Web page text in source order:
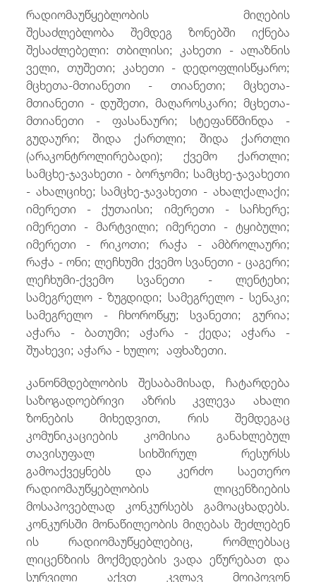
რადიომაუწყებლობის მიღების
შესაძლებლობა შემდეგ ზონებში იქნება
შესაძლებელი: თბილისი; კახეთი - ალაზნის
ველი, თუშეთი; კახეთი - დედოფლისწყარო;
მცხეთა-მთიანეთი - თიანეთი; მცხეთა-
მთიანეთი - დუშეთი, მაღაროსკარი; მცხეთა-
მთიანეთი - ფასანაური; სტეფანწმინდა -
გუდაური; შიდა ქართლი; შიდა ქართლი
(არაკონტროლირებადი); ქვემო ქართლი;
სამცხე-ჯავახეთი - ბორჯომი; სამცხე-ჯავახეთი
- ახალციხე; სამცხე-ჯავახეთი - ახალქალაქი;
იმერეთი - ქუთაისი; იმერეთი - საჩხერე;
იმერეთი - მარტვილი; იმერეთი - ტყიბული;
იმერეთი - რიკოთი; რაჭა - ამბროლაური;
რაჭა - ონი; ლეჩხუმი ქვემო სვანეთი - ცაგერი;
ლეჩხუმი-ქვემო სვანეთი - ლენტეხი;
სამეგრელო - ზუგდიდი; სამეგრელო - სენაკი;
სამეგრელო - ჩხოროწყუ; სვანეთი; გურია;
აჭარა - ბათუმი; აჭარა - ქედა; აჭარა -
შუახევი; აჭარა - ხულო; აფხაზეთი.
კანონმდებლობის შესაბამისად, ჩატარდება
საზოგადოებრივი აზრის კვლევა ახალი
ზონების მიხედვით, რის შემდეგაც
კომუნიკაციების კომისია განახლებულ
თავისუფალ სიხშირულ რესურსს
გამოაქვეყნებს და კერძო საეთერო
რადიომაუწყებლობის ლიცენზიების
მოსაპოვებლად კონკურსებს გამოაცხადებს.
კონკურსში მონაწილეობის მიღებას შეძლებენ
ის რადიომაუწყებლებიც, რომლებსაც
ლიცენზიის მოქმედების ვადა ეწურებათ და
სურვილი აქვთ კვლავ მოიპოვონ